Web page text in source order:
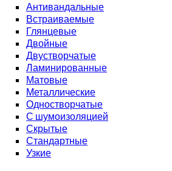
Антивандальные
Встраиваемые
Глянцевые
Двойные
Двустворчатые
Ламинированные
Матовые
Металлические
Одностворчатые
С шумоизоляцией
Скрытые
Стандартные
Узкие